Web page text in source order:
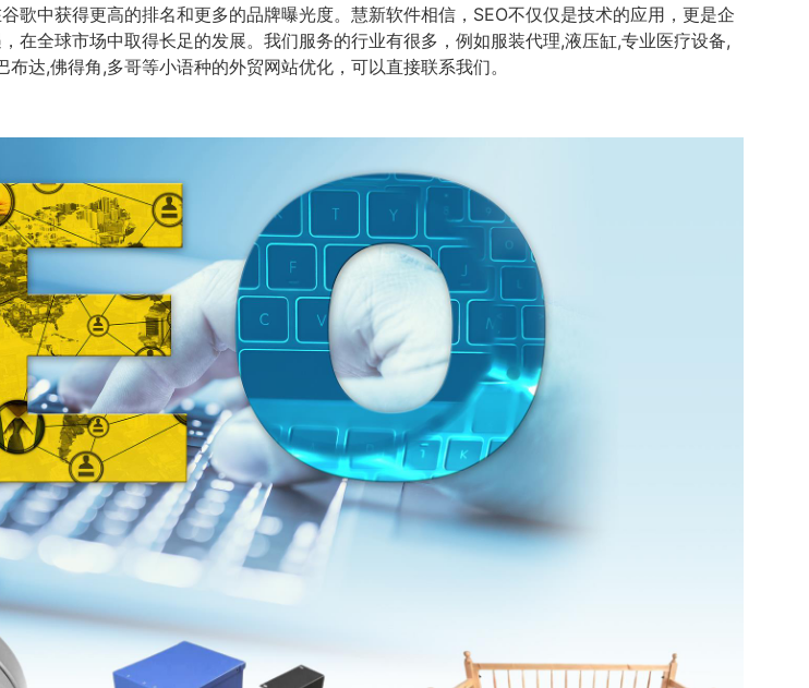
中获得更高的排名和更多的品牌曝光度。慧新软件相信，SEO不仅仅是技术的应用，更是企
在全球市场中取得长足的发展。我们服务的行业有很多，例如服装代理,液压缸,专业医疗设备,
达,佛得角,多哥等小语种的外贸网站优化，可以直接联系我们。